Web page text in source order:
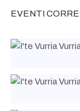
NASCE
NASCE
NASCE
EVENTI